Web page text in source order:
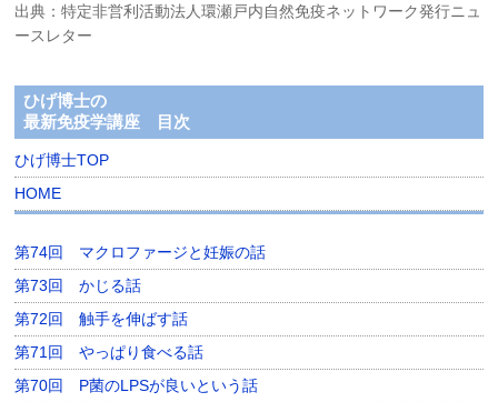
出典：特定非営利活動法人環瀬戸内自然免疫ネットワーク発行ニュ
ースレター
ひげ博士の
最新免疫学講座 目次
ひげ博士TOP
HOME
第74回 マクロファージと妊娠の話
第73回 かじる話
第72回 触手を伸ばす話
第71回 やっぱり食べる話
第70回 P菌のLPSが良いという話